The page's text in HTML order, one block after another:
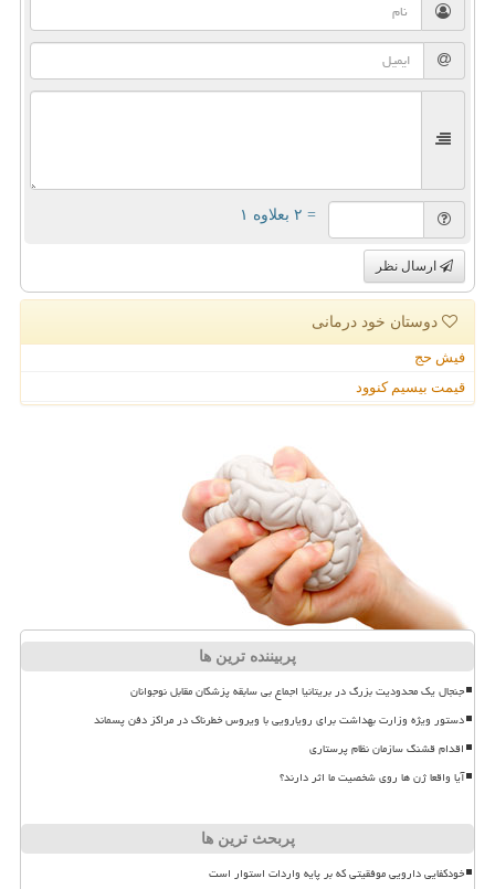
= ۲ بعلاوه ۱
ارسال نظر
دوستان خود درمانی
فیش حج
قیمت بیسیم کنوود
پربیننده ترین ها
جنجال یک محدودیت بزرگ در بریتانیا اجماع بی سابقه پزشکان مقابل نوجوانان
دستور ویژه وزارت بهداشت برای رویارویی با ویروس خطرناک در مراکز دفن پسماند
اقدام قشنگ سازمان نظام پرستاری
آیا واقعا ژن ها روی شخصیت ما اثر دارند؟
پربحث ترین ها
خودکفایی دارویی موفقیتی که بر پایه واردات استوار است